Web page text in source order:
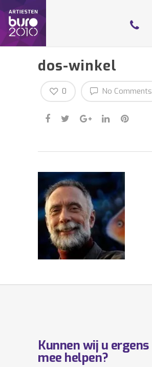
dos-winkel
No Comments
0
Kunnen wij u ergens
mee helpen?